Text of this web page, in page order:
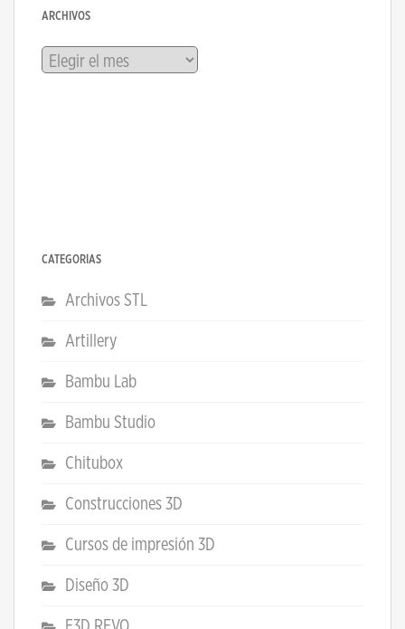
ARCHIVOS
Archivos
CATEGORÍAS
Archivos STL
Artillery
Bambu Lab
Bambu Studio
Chitubox
Construcciones 3D
Cursos de impresión 3D
Diseño 3D